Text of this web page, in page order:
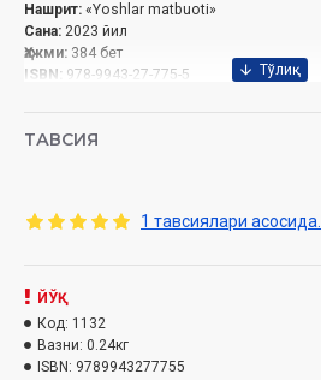
Нашрит: «Yoshlar matbuoti»
Сана: 2023 ‎ йил
Ҳажми: 384 бет
ISBN: 978-9943-27-775-5
ТАВСИЯ
1 тавсиялари асосида.
ЙЎҚ
Код: 1132
Вазни: 0.24кг
ISBN: 9789943277755